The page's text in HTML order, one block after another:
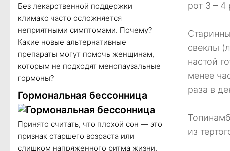
рот 3 – 4
свеклы
настой
менее
раза в
из
Без лекарственной поддержки
климакс часто осложняется
неприятными симптомами. Почему?
Какие новые альтернативные
препараты могут помочь женщинам,
которым не подходят менопаузальные
гормоны?
Гормональная бессонница
Принято считать, что плохой сон — это
признак старшего возраста или
слишком напряженного ритма жизни.